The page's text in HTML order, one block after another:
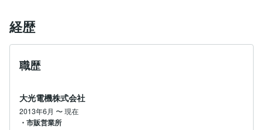
経歴
職歴
大光電機株式会社
2013年6月 〜現在
・市販営業所